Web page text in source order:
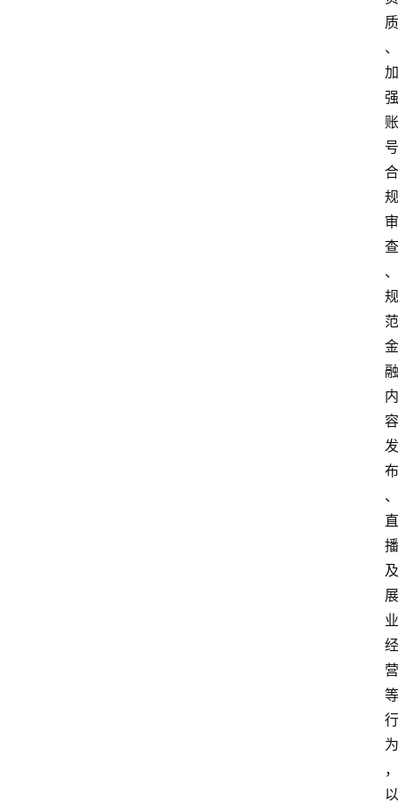
质
、
加
强
账
号
合
规
审
查
、
规
范
金
融
内
容
发
布
、
直
播
及
展
业
经
营
等
行
为
，
以